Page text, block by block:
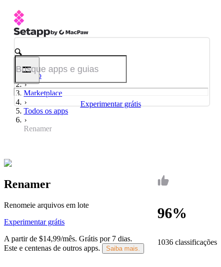
Experimentar grátis
Início
Marketplace
Todos os apps
Renamer
96%
1036 classificações
Renamer
Renomeie arquivos em lote
Experimentar grátis
A partir de $14,99/mês. Grátis por 7 dias.
Este e centenas de outros apps.
Saiba mais.